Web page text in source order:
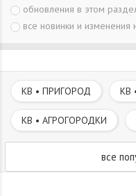
обновления в этом
все новинки и изменения
КВ • ПРИГОРОД КВ
КВ • АГРОГОРОДКИ
все